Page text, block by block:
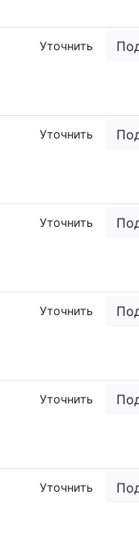
Уточнить
Уточнить
Уточнить
Уточнить
Уточнить
Уточнить